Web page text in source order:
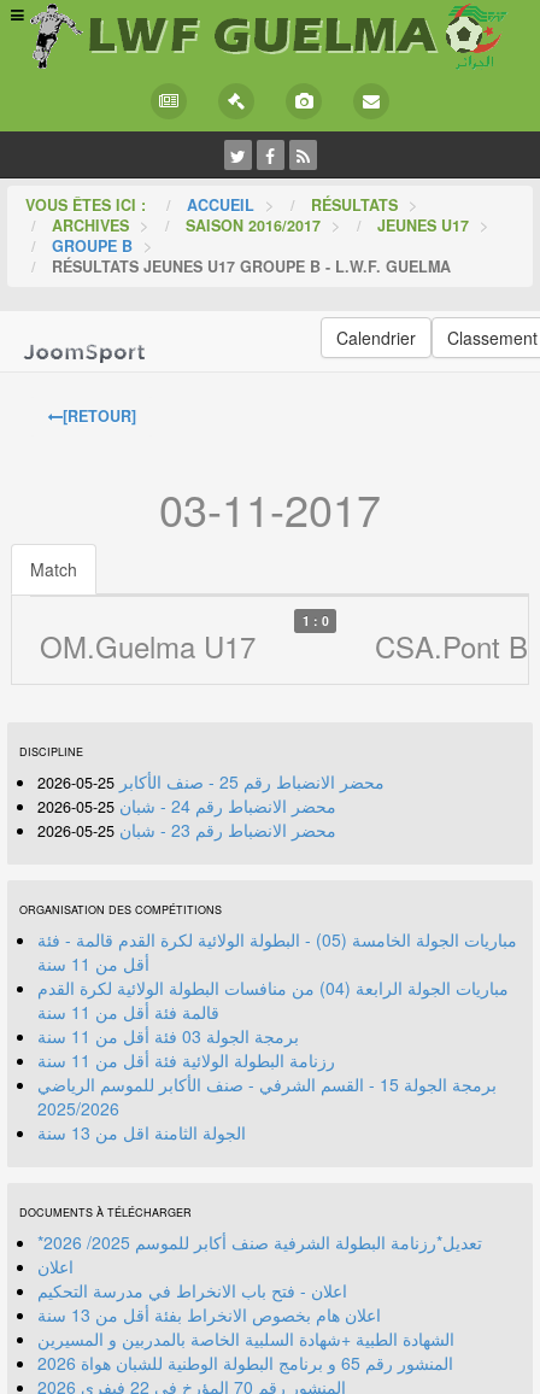
VOUS ÊTES ICI : ACCUEIL > RÉSULTATS >
ARCHIVES > SAISON 2016/2017 > JEUNES U17 >
GROUPE B >
RÉSULTATS JEUNES U17 GROUPE B - L.W.F. GUELMA
Calendrier Classement
[RETOUR]
03-11-2017
Match
OM.Guelma U17
1 : 0
CSA.Pont
DISCIPLINE
محضر الانضباط رقم 25 - صنف الأكابر 25-05-2026
محضر الانضباط رقم 24 - شبان 25-05-2026
محضر الانضباط رقم 23 - شبان 25-05-2026
ORGANISATION DES COMPÉTITIONS
مباريات الجولة الخامسة (05) - البطولة الولائية لكرة القدم قالمة - فئة
أقل من 11 سنة
مباريات الجولة الرابعة (04) من منافسات البطولة الولائية لكرة القدم
قالمة فئة أقل من 11 سنة
برمجة الجولة 03 فئة أقل من 11 سنة
رزنامة البطولة الولائية فئة أقل من 11 سنة
برمجة الجولة 15 - القسم الشرفي - صنف الأكابر للموسم الرياضي
2025/2026
الجولة الثامنة اقل من 13 سنة
DOCUMENTS À TÉLÉCHARGER
*تعديل*رزنامة البطولة الشرفية صنف أكابر للموسم 2025/ 2026
اعلان
اعلان - فتح باب الانخراط في مدرسة التحكيم
اعلان هام بخصوص الانخراط بفئة أقل من 13 سنة
الشهادة الطبية +شهادة السلبية الخاصة بالمدربين و المسيرين
المنشور رقم 70 المؤرخ في 22 فيفري 2026